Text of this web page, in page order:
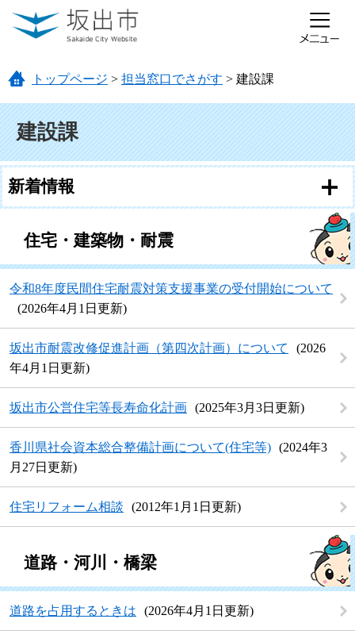
ページの先頭です。
メニューを飛ばして本文へ
トップページ > 担当窓口でさがす > 建設課
建設課
新着情報
住宅・建築物・耐震
令和8年度民間住宅耐震対策支援事業の受付開始について
2026年4月1日更新
坂出市耐震改修促進計画（第四次計画）について
2026
年4月1日更新
坂出市公営住宅等長寿命化計画 2025年3月3日更新
香川県社会資本総合整備計画について(住宅等)
2024年3
月27日更新
住宅リフォーム相談 2012年1月1日更新
道路・河川・橋梁
道路を占用するときは 2026年4月1日更新